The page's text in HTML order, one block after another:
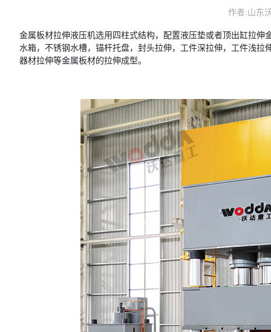
作者:山东
金属板材拉伸液压机选用四柱式结构，配置液压垫或者顶出缸拉
水箱，不锈钢水槽，锚杆托盘，封头拉伸，工件深拉伸，工件浅
器材拉伸等金属板材的拉伸成型。